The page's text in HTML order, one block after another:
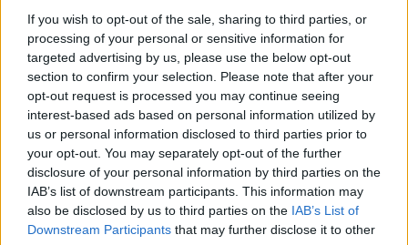
If you wish to opt-out of the sale, sharing to third parties, or
processing of your personal or sensitive information for
targeted advertising by us, please use the below opt-out
section to confirm your selection. Please note that after your
opt-out request is processed you may continue seeing
interest-based ads based on personal information utilized by
us or personal information disclosed to third parties prior to
your opt-out. You may separately opt-out of the further
disclosure of your personal information by third parties on the
IAB’s list of downstream participants. This information may
also be disclosed by us to third parties on the IAB’s List of
Downstream Participants that may further disclose it to other
Tips:
Gule bomber har blitt en av de mest populære julekakene i
Norge. Den opprinnelige ideen kommer fra blogginnlegget